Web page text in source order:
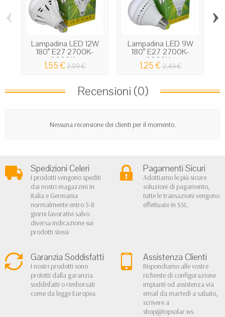
Lampadina LED 12W
180° E27 2700K-
3000K...
1,55 €3,09 €
Lampadina LED 9W
180° E27 2700K-
3000K...
1,25 €2,49 €
‹ ›
Recensioni (0)
Nessuna recensione dei clienti per il momento.
Spedizioni Celeri
I prodotti vengono spediti
dai nostri magazzini in
Italia e Germania
normalmente entro 5-8
giorni lavorativi salvo
diversa indicazione sui
prodotti stessi
Pagamenti Sicuri
Adottiamo le più sicure
soluzioni di pagamento,
tutte le transazioni vengono
effettuate in SSL.
Garanzia Soddisfatti
I nostri prodotti sono
protetti dalla garanzia
soddisfatti o rimborsati
come da legge Europea
Assistenza Clienti
Rispondiamo alle vostre
richieste di configurazione
impianti od assistenza via
email da martedì a sabato,
scrivere a
shop@topsolar.ws